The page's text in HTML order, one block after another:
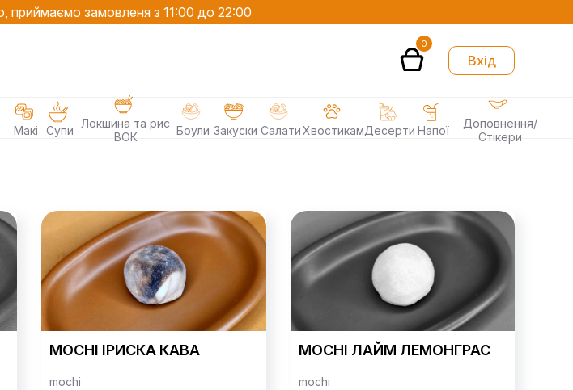
приймаємо замовленя з 11:00 до 22:00
0
Вхід
Макі Супи
Локшина та рис
ВОК
Боули Закуски СалатиХвостикамДесерти Напої
Доповнення/
Стікери
MOCHI ІРИСКА КАВА
mochi
MOCHI ЛАЙМ ЛЕМОНГРАС
mochi